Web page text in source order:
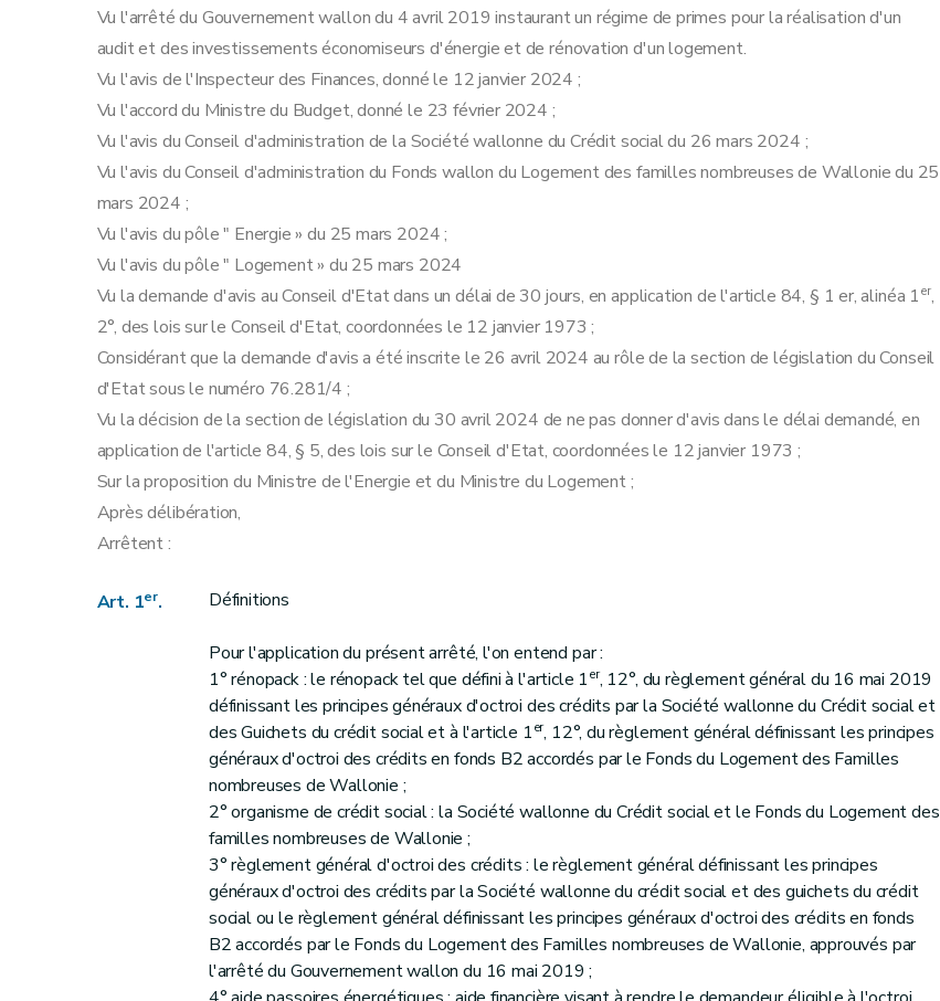
Vu l'arrêté du Gouvernement wallon du 4 avril 2019 instaurant un régime de primes pour la réalisation d'un
audit et des investissements économiseurs d'énergie et de rénovation d'un logement.
Vu l'avis de l'Inspecteur des Finances, donné le 12 janvier 2024 ;
Vu l'accord du Ministre du Budget, donné le 23 février 2024 ;
Vu l'avis du Conseil d'administration de la Société wallonne du Crédit social du 26 mars 2024 ;
Vu l'avis du Conseil d'administration du Fonds wallon du Logement des familles nombreuses de Wallonie du 25
mars 2024 ;
Vu l'avis du pôle " Energie » du 25 mars 2024 ;
Vu l'avis du pôle " Logement » du 25 mars 2024
Vu la demande d'avis au Conseil d'Etat dans un délai de 30 jours, en application de l'article 84, § 1 er, alinéa 1er,
2°, des lois sur le Conseil d'Etat, coordonnées le 12 janvier 1973 ;
Considérant que la demande d'avis a été inscrite le 26 avril 2024 au rôle de la section de législation du Conseil
d'Etat sous le numéro 76.281/4 ;
Vu la décision de la section de législation du 30 avril 2024 de ne pas donner d'avis dans le délai demandé, en
application de l'article 84, § 5, des lois sur le Conseil d'Etat, coordonnées le 12 janvier 1973 ;
Sur la proposition du Ministre de l'Energie et du Ministre du Logement ;
Après délibération,
Arrêtent :
Art. 1er. Définitions
Pour l'application du présent arrêté, l'on entend par :
1° rénopack : le rénopack tel que défini à l'article 1er, 12°, du règlement général du 16 mai 2019
définissant les principes généraux d'octroi des crédits par la Société wallonne du Crédit social et
des Guichets du crédit social et à l'article 1er, 12°, du règlement général définissant les principes
généraux d'octroi des crédits en fonds B2 accordés par le Fonds du Logement des Familles
nombreuses de Wallonie ;
2° organisme de crédit social : la Société wallonne du Crédit social et le Fonds du Logement des
familles nombreuses de Wallonie ;
3° règlement général d'octroi des crédits : le règlement général définissant les principes
généraux d'octroi des crédits par la Société wallonne du crédit social et des guichets du crédit
social ou le règlement général définissant les principes généraux d'octroi des crédits en fonds
B2 accordés par le Fonds du Logement des Familles nombreuses de Wallonie, approuvés par
l'arrêté du Gouvernement wallon du 16 mai 2019 ;